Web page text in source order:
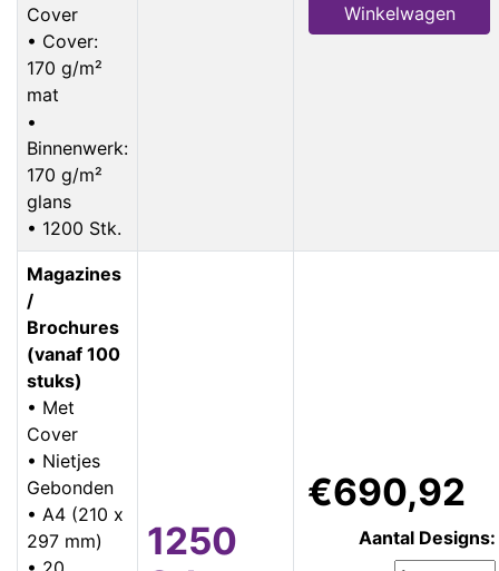
Cover
• Cover:
170 g/m²
mat
•
Binnenwerk:
170 g/m²
glans
• 1200 Stk.
Winkelwagen
Magazines
/
Brochures
(vanaf 100
stuks)
• Met
Cover
• Nietjes
Gebonden
• A4 (210 x
297 mm)
1250
€690,92
Aantal Designs: